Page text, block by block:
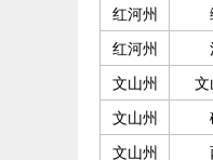
红河州
红河州
文山州
文山州
文山州